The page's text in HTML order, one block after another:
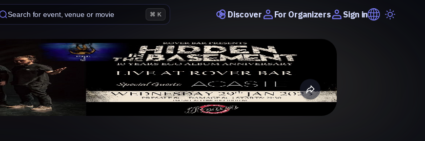
Search for event, venue or movie ⌘ K Discover For Organizers Sign in